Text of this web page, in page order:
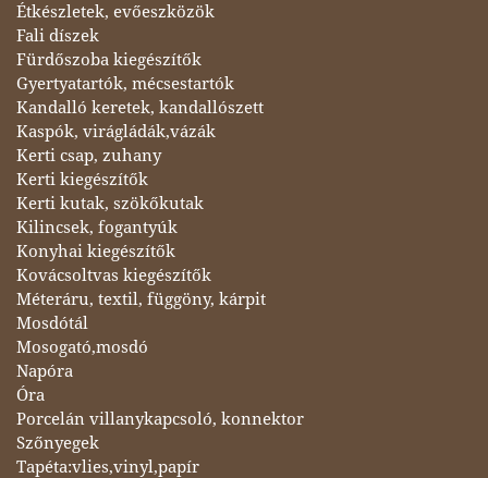
Étkészletek, evőeszközök
Fali díszek
Fürdőszoba kiegészítők
Gyertyatartók, mécsestartók
Kandalló keretek, kandallószett
Kaspók, virágládák,vázák
Kerti csap, zuhany
Kerti kiegészítők
Kerti kutak, szökőkutak
Kilincsek, fogantyúk
Konyhai kiegészítők
Kovácsoltvas kiegészítők
Méteráru, textil, függöny, kárpit
Mosdótál
Mosogató,mosdó
Napóra
Óra
Porcelán villanykapcsoló, konnektor
Szőnyegek
Tapéta:vlies,vinyl,papír